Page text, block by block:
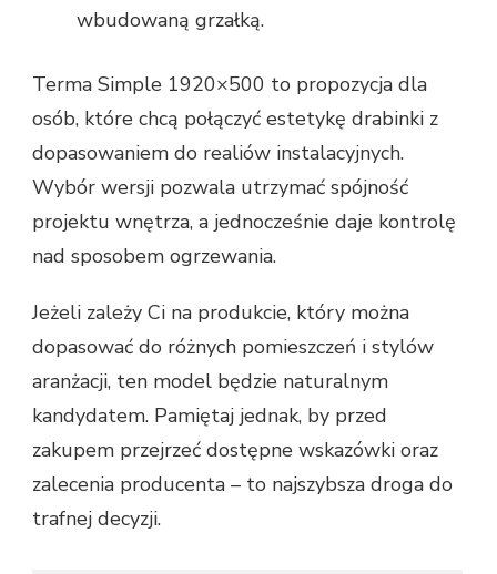
wbudowaną grzałką.
Terma Simple 1920×500 to propozycja dla
osób, które chcą połączyć estetykę drabinki z
dopasowaniem do realiów instalacyjnych.
Wybór wersji pozwala utrzymać spójność
projektu wnętrza, a jednocześnie daje kontrolę
nad sposobem ogrzewania.
Jeżeli zależy Ci na produkcie, który można
dopasować do różnych pomieszczeń i stylów
aranżacji, ten model będzie naturalnym
kandydatem. Pamiętaj jednak, by przed
zakupem przejrzeć dostępne wskazówki oraz
zalecenia producenta – to najszybsza droga do
trafnej decyzji.